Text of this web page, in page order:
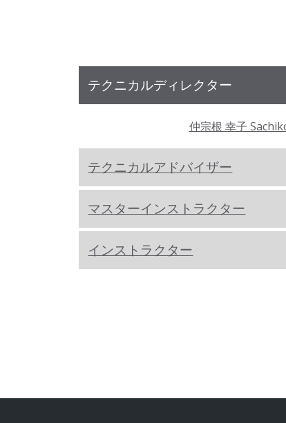
テクニカルディレクター
仲宗根 幸子
テクニカルアドバイザー
マスターインストラクター
インストラクター